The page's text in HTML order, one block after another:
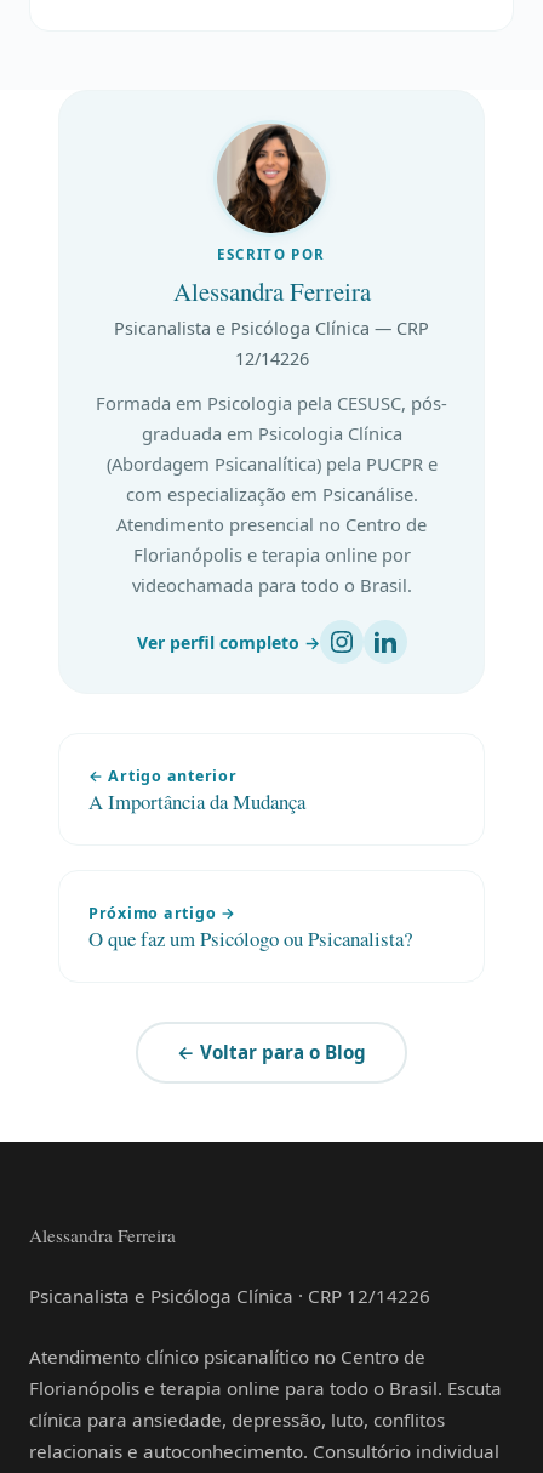
ESCRITO POR
Alessandra Ferreira
Psicanalista e Psicóloga Clínica — CRP
12/14226
Formada em Psicologia pela CESUSC, pós-
graduada em Psicologia Clínica
(Abordagem Psicanalítica) pela PUCPR e
com especialização em Psicanálise.
Atendimento presencial no Centro de
Florianópolis e terapia online por
videochamada para todo o Brasil.
Ver perfil completo →
← Artigo anterior
A Importância da Mudança
Próximo artigo →
O que faz um Psicólogo ou Psicanalista?
← Voltar para o Blog
Alessandra Ferreira
Psicanalista e Psicóloga Clínica · CRP 12/14226
Atendimento clínico psicanalítico no Centro de
Florianópolis e terapia online para todo o Brasil. Escuta
clínica para ansiedade, depressão, luto, conflitos
relacionais e autoconhecimento. Consultório individual